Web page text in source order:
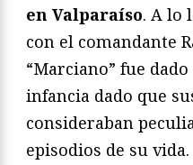
en Valparaíso. A lo
con el comandante
“Marciano” fue
infancia dado que
consideraban
episodios de su